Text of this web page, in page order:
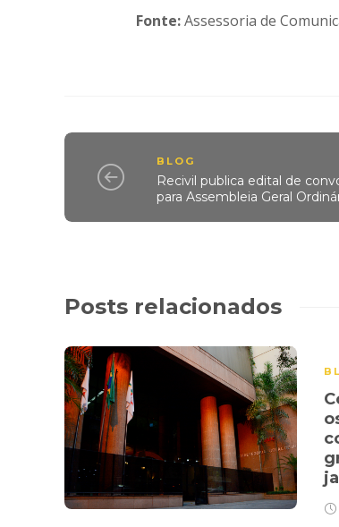
Fonte:Assessoria de
BLOG
Recivil publica edital de
para Assembleia Geral
Posts relacionados